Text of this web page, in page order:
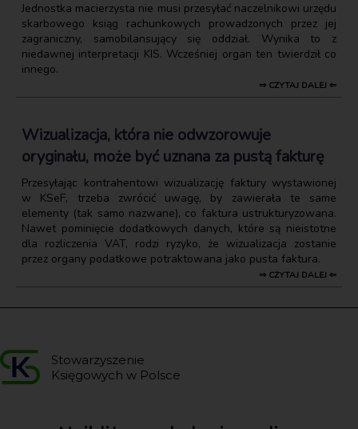
Jednostka macierzysta nie musi przesyłać naczelnikowi urzędu
skarbowego ksiąg rachunkowych prowadzonych przez jej
zagraniczny, samobilansujący się oddział. Wynika to z
niedawnej interpretacji KIS. Wcześniej organ ten twierdził co
innego.
⇒ CZYTAJ DALEJ ⇐
Wizualizacja, która nie odwzorowuje
oryginału, może być uznana za pustą fakturę
Przesyłając kontrahentowi wizualizację faktury wystawionej
w KSeF, trzeba zwrócić uwagę, by zawierała te same
elementy (tak samo nazwane), co faktura ustrukturyzowana.
Nawet pominięcie dodatkowych danych, które są nieistotne
dla rozliczenia VAT, rodzi ryzyko, że wizualizacja zostanie
przez organy podatkowe potraktowana jako pusta faktura.
⇒ CZYTAJ DALEJ ⇐
Stowarzyszenie
Księgowych w Polsce